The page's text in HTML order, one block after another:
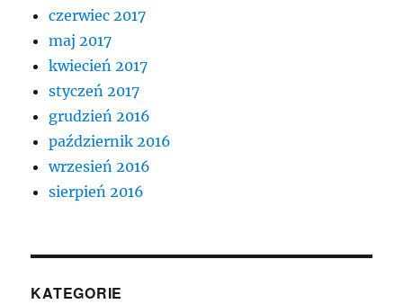
czerwiec 2017
maj 2017
kwiecień 2017
styczeń 2017
grudzień 2016
październik 2016
wrzesień 2016
sierpień 2016
KATEGORIE